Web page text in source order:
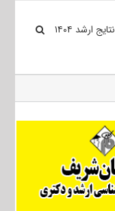
نتایج ارشد ۱۴۰۴